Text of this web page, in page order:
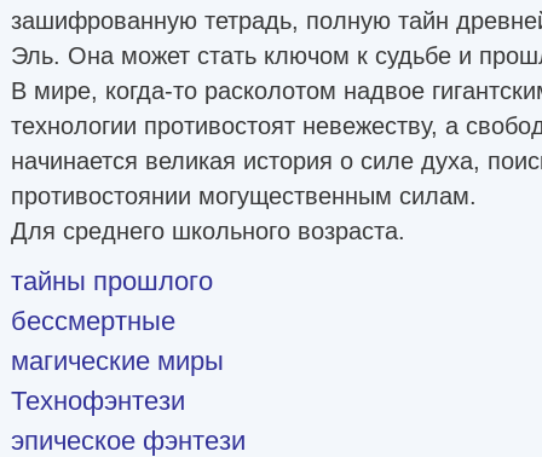
зашифрованную тетрадь, полную тайн
Эль. Она может стать ключом к судьбе и
В мире, когда-то расколотом надвое
технологии противостоят невежеству, а
начинается великая история о силе духа,
противостоянии могущественным силам.
Для среднего школьного возраста.
тайны прошлого
бессмертные
магические миры
Технофэнтези
эпическое фэнтези